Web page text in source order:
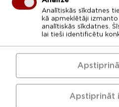
Analītiskās sīkdatnes
kā apmeklētāji
analītiskās sīkdatnes.
lai tieši identificētu
Apstiprināt